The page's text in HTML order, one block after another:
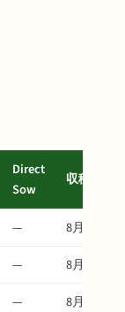
Direct
Sow
収穫
—
8月12日
—
8月12日
—
8月2日